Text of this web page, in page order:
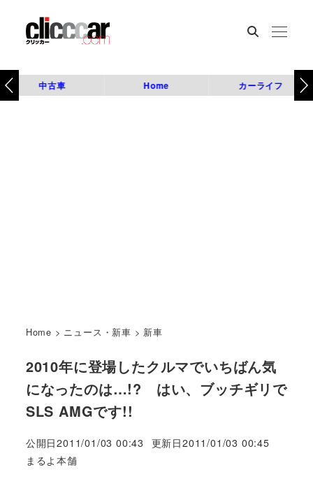
中古車 Home カーライフ
Home > ニュース・新車 > 新車
2010年に登場したクルマでいちばん気
になったのは…!? はい、ブッチギリで
SLS AMGです!!
公開日2011/01/03 00:43 更新日2011/01/03 00:45
著
まるよ本舗